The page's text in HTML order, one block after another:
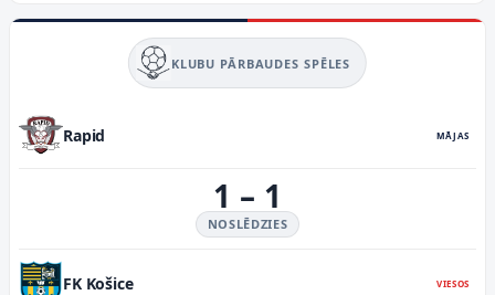
KLUBU PĀRBAUDES SPĒLES
Rapid MĀJAS
1 – 1
NOSLĒDZIES
FK Košice VIESOS